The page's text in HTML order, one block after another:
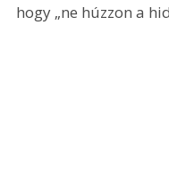
hogy „ne húzzon a